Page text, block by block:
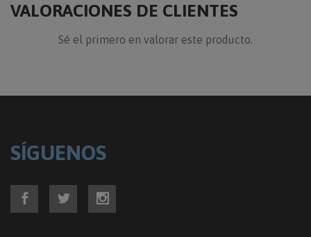
VALORACIONES DE CLIENTES
Sé el primero en valorar este producto.
SÍGUENOS